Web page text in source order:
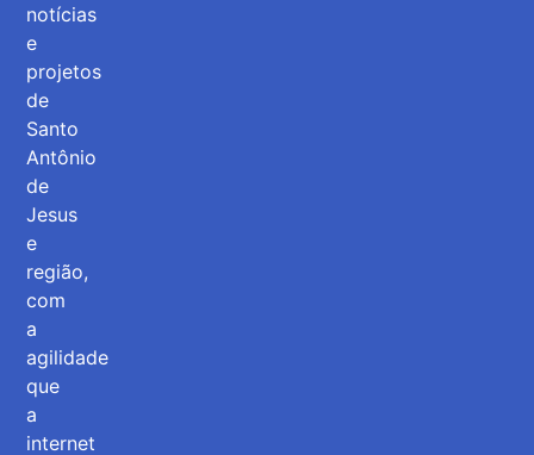
notícias
e
projetos
de
Santo
Antônio
de
Jesus
e
região,
com
a
agilidade
que
a
internet